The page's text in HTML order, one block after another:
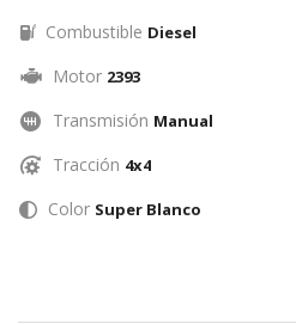
Combustible Diesel
Motor 2393
Transmisión Manual
Tracción 4x4
Color Super Blanco